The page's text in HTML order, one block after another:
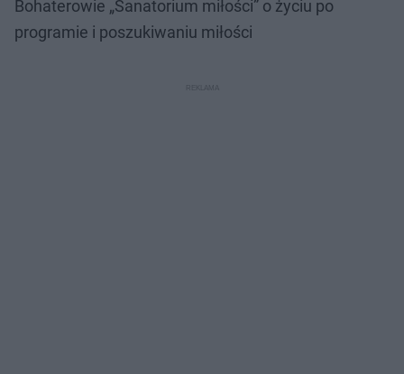
Bohaterowie „Sanatorium miłości” o życiu po
programie i poszukiwaniu miłości